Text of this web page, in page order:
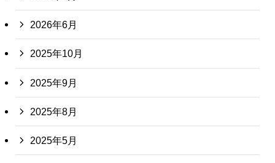
2026年6月
2025年10月
2025年9月
2025年8月
2025年5月